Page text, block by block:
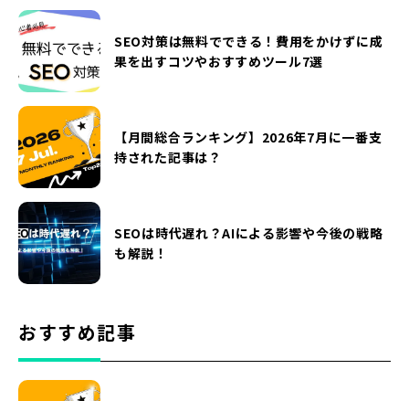
SEO対策は無料でできる！費用をかけずに成
果を出すコツやおすすめツール7選
【月間総合ランキング】2026年7月に一番支
持された記事は？
SEOは時代遅れ？AIによる影響や今後の戦略
も解説！
おすすめ記事